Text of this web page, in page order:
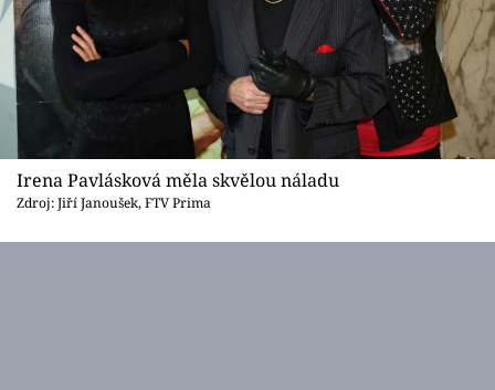
Irena Pavlásková měla skvělou náladu
Zdroj: Jiří Janoušek, FTV Prima